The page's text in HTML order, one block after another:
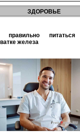
ЗДОРОВЬЕ
железа